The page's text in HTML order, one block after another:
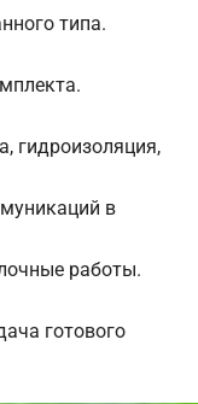
типа.
гидроизоляция,
в
работы.
готового